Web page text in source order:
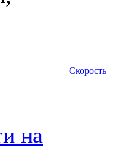
на
Скорость